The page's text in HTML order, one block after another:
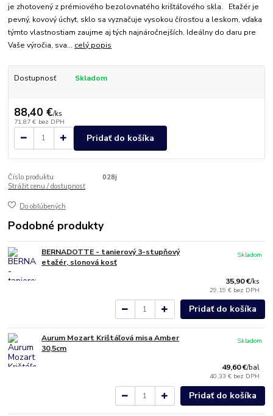
je zhotovený z prémiového bezolovnatého krištáľového skla. Etažér je
pevný, kovový úchyt, sklo sa vyznačuje vysokou čírosťou a leskom, vďaka
týmto vlastnostiam zaujme aj tých najnáročnejších. Ideálny do daru pre
Vaše výročia, sva... celý popis
Dostupnosť Skladom
88,40 €/ks
71,87 € bez DPH
Pridať do košíka
Číslo produktu:
028j
Strážiť cenu / dostupnosť
Do obľúbených
Podobné produkty
BERNADOTTE - tanierový 3-stupňový
etažér, slonová kosť
35,90 €/ks
29,19 € bez DPH
Skladom
Pridať do košíka
Aurum Mozart Krištáľová misa Amber
30,5cm
49,60 €/bal
40,33 € bez DPH
Skladom
Pridať do košíka